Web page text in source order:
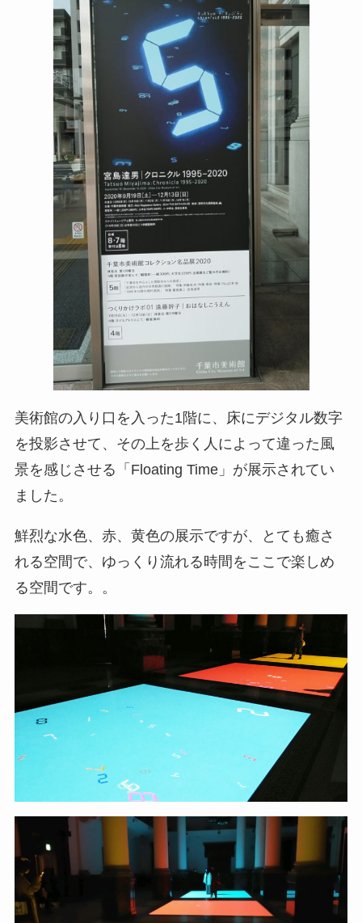
美術館の入り口を入った1階に、床にデジタル数字
を投影させて、その上を歩く人によって違った風
景を感じさせる「Floating Time」が展示されてい
ました。
鮮烈な水色、赤、黄色の展示ですが、とても癒さ
れる空間で、ゆっくり流れる時間をここで楽しめ
る空間です。。